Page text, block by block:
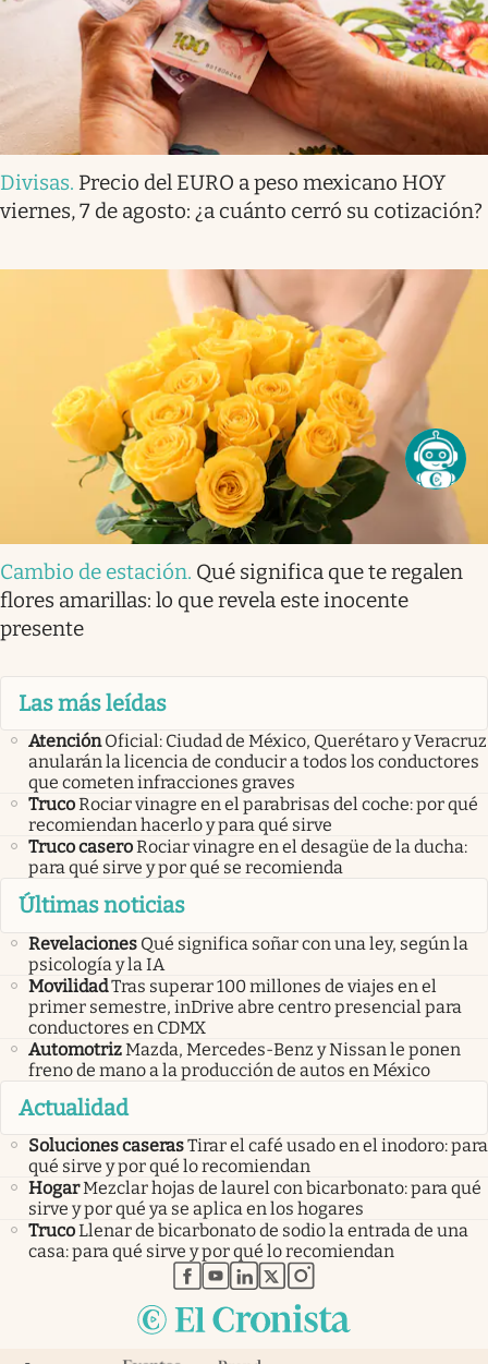
Divisas. Precio del EURO a peso mexicano HOY
viernes, 7 de agosto: ¿a cuánto cerró su cotización?
Cambio de estación. Qué significa que te regalen
flores amarillas: lo que revela este inocente
presente
Las más leídas
Atención Oficial: Ciudad de México, Querétaro y Veracruz
anularán la licencia de conducir a todos los conductores
que cometen infracciones graves
TrucoRociar vinagre en el parabrisas del coche: por qué
recomiendan hacerlo y para qué sirve
Truco caseroRociar vinagre en el desagüe de la ducha:
para qué sirve y por qué se recomienda
Últimas noticias
Revelaciones Qué significa soñar con una ley, según la
psicología y la IA
MovilidadTras superar 100 millones de viajes en el
primer semestre, inDrive abre centro presencial para
conductores en CDMX
AutomotrizMazda, Mercedes-Benz y Nissan le ponen
freno de mano a la producción de autos en México
Actualidad
Soluciones caserasTirar el café usado en el inodoro: para
qué sirve y por qué lo recomiendan
HogarMezclar hojas de laurel con bicarbonato: para qué
sirve y por qué ya se aplica en los hogares
TrucoLlenar de bicarbonato de sodio la entrada de una
casa: para qué sirve y por qué lo recomiendan
abre en nueva pestaña
abre en nueva pestaña
abre en nueva pestaña
abre en nueva pestaña
abre en nueva pestaña